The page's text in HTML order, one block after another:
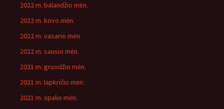
2022 m. balandžio mėn.
2022 m. kovo mėn.
2022 m. vasario mėn.
2022 m. sausio mėn.
2021 m. gruodžio mėn.
2021 m. lapkričio mėn.
2021 m. spalio mėn.